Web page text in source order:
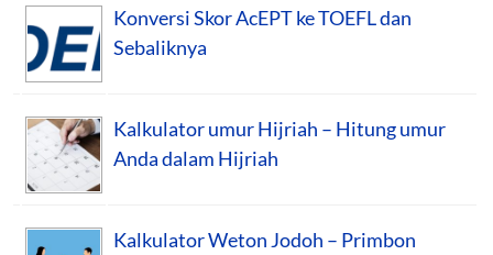
Konversi Skor AcEPT ke TOEFL dan
Sebaliknya
Kalkulator umur Hijriah – Hitung umur
Anda dalam Hijriah
Kalkulator Weton Jodoh – Primbon